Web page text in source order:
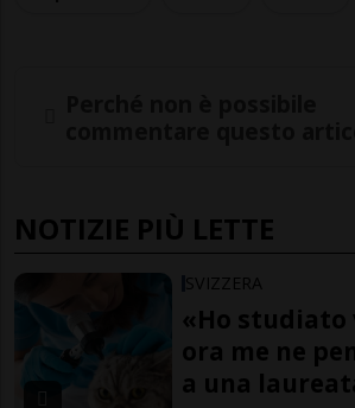
NOTIZIE PIÙ LETTE
SVIZZERA
«Ho
ora me ne
a una